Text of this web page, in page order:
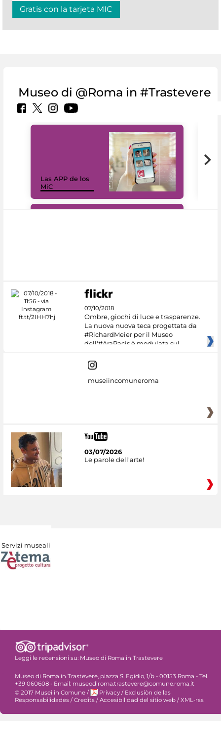
Gratis con la tarjeta MIC
Museo di @Roma in #Trastevere
Las APP de los
MiC
07/10/2018
Ombre, giochi di luce e trasparenze.
La nuova nuova teca progettata da
#RichardMeier per il Museo
dell'#AraPacis è modulata sul
museiincomuneroma
03/07/2026
Le parole dell'arte!
Servizi museali
Leggi le recensioni su: Museo di Roma in Trastevere
Museo di Roma in Trastevere, piazza S. Egidio, 1/b - 00153 Roma - Tel.
+39 060608 - Email: museodiroma.trastevere@comune.roma.it
© 2017 Musei in Comune / Privacy / Exclusiòn de las
Responsabilidades / Credits / Accesibilidad del sitio web / XML-rss